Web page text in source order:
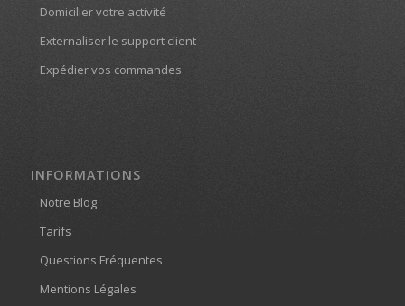
Domicilier votre activité
Externaliser le support client
Expédier vos commandes
INFORMATIONS
Notre Blog
Tarifs
Questions Fréquentes
Mentions Légales